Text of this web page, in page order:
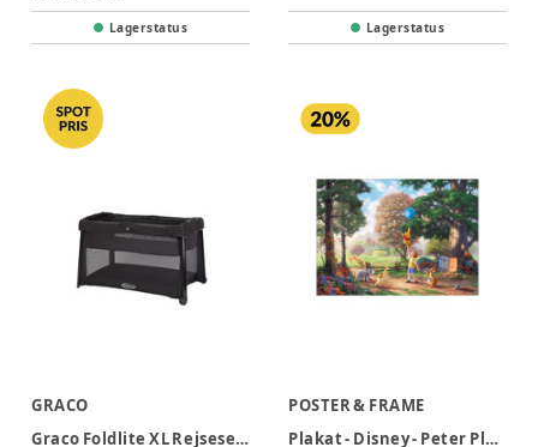
Lagerstatus Lagerstatus
GRACO
Graco Foldlite XL Rejseseng - Midnight
POSTER & FRAME
Plakat - Disney - Peter Plys II 30x40